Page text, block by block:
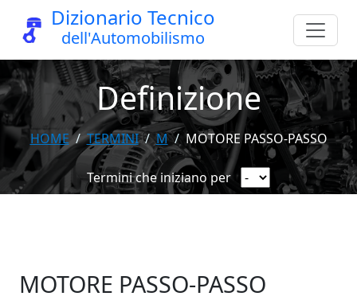
Dizionario Tecnico
dell'Automobilismo
Definizione
HOME TERMINI M MOTORE PASSO-PASSO
Termini che iniziano per
MOTORE PASSO-PASSO